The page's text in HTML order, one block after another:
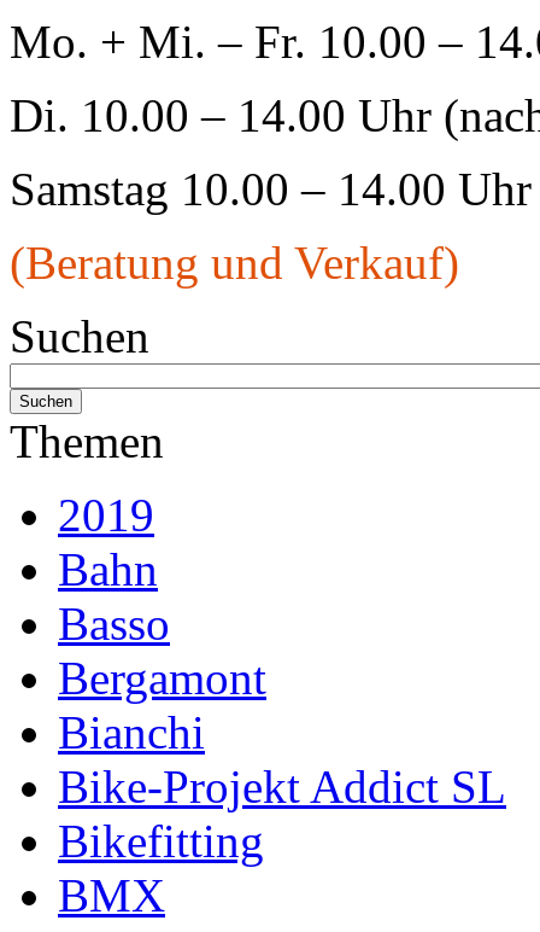
Mo. + Mi. – Fr. 10.00 –
Di. 10.00 – 14.00 Uhr
Samstag 10.00 – 14.00 Uhr
(Beratung und Verkauf)
Suchen
Themen
2019
Bahn
Basso
Bergamont
Bianchi
Bike-Projekt Addict SL
Bikefitting
BMX